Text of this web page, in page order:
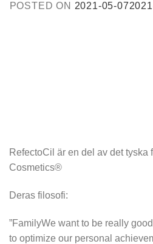
POSTED ON 2021-05-07
RefectoCil är en del av det tyska
Cosmetics®
Deras filosofi:
”FamilyWe want to be really
to optimize our personal